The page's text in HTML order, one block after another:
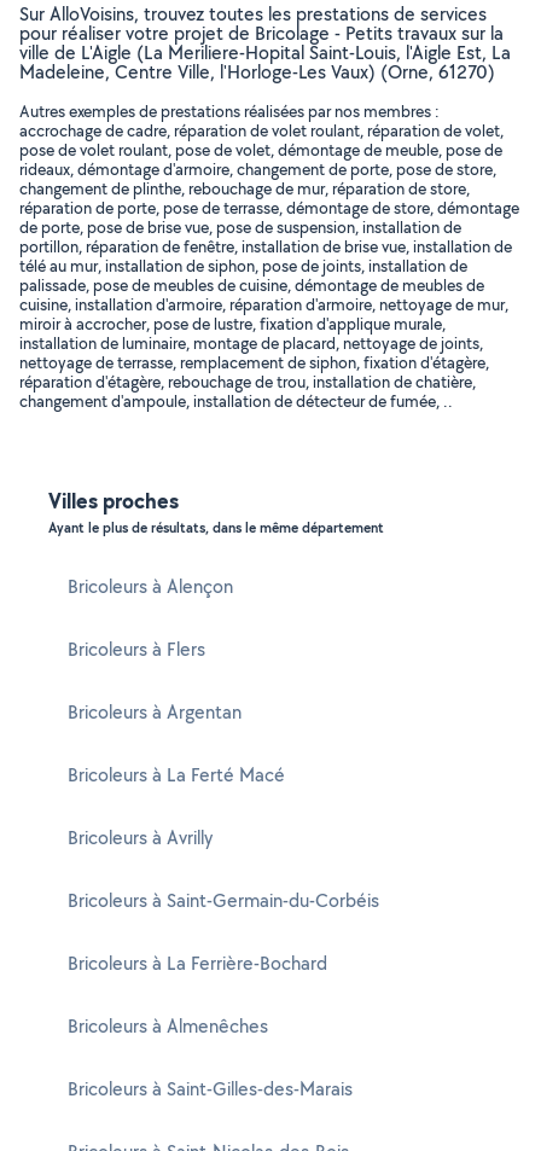
Sur AlloVoisins, trouvez toutes les prestations de services
pour réaliser votre projet de Bricolage - Petits travaux sur la
ville de L'Aigle (La Meriliere-Hopital Saint-Louis, l'Aigle Est, La
Madeleine, Centre Ville, l'Horloge-Les Vaux) (Orne, 61270)
Autres exemples de prestations réalisées par nos membres :
accrochage de cadre, réparation de volet roulant, réparation de volet,
pose de volet roulant, pose de volet, démontage de meuble, pose de
rideaux, démontage d'armoire, changement de porte, pose de store,
changement de plinthe, rebouchage de mur, réparation de store,
réparation de porte, pose de terrasse, démontage de store, démontage
de porte, pose de brise vue, pose de suspension, installation de
portillon, réparation de fenêtre, installation de brise vue, installation de
télé au mur, installation de siphon, pose de joints, installation de
palissade, pose de meubles de cuisine, démontage de meubles de
cuisine, installation d'armoire, réparation d'armoire, nettoyage de mur,
miroir à accrocher, pose de lustre, fixation d'applique murale,
installation de luminaire, montage de placard, nettoyage de joints,
nettoyage de terrasse, remplacement de siphon, fixation d'étagère,
réparation d'étagère, rebouchage de trou, installation de chatière,
changement d'ampoule, installation de détecteur de fumée, ..
Villes proches
Ayant le plus de résultats, dans le même département
Bricoleurs à Alençon
Bricoleurs à Flers
Bricoleurs à Argentan
Bricoleurs à La Ferté Macé
Bricoleurs à Avrilly
Bricoleurs à Saint-Germain-du-Corbéis
Bricoleurs à La Ferrière-Bochard
Bricoleurs à Almenêches
Bricoleurs à Saint-Gilles-des-Marais